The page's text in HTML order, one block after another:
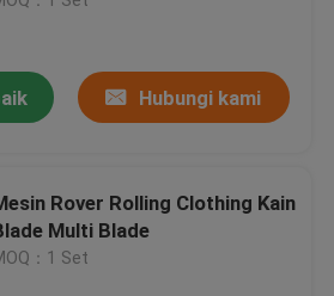
Hubungi kami
Rover Rolling Clothing Kain
Multi Blade
：1 Set